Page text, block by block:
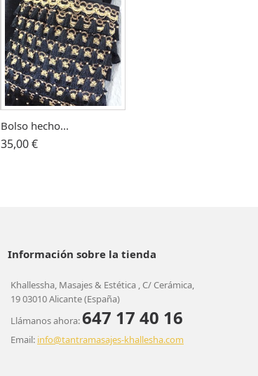
Bolso hecho...
35,00 €
Información sobre la tienda
Khallessha, Masajes & Estética , C/ Cerámica,
19 03010 Alicante (España)
Llámanos ahora:647 17 40 16
Email: info@tantramasajes-khallesha.com